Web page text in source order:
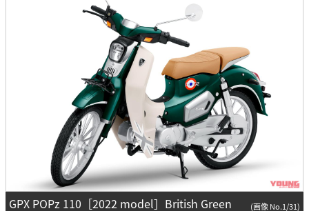
GPX POPz 110［2022 model］British Green (画像 No.1/31)